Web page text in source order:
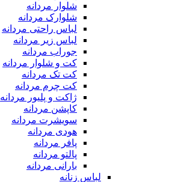
شلوار مردانه
شلوارک مردانه
لباس راحتی مردانه
لباس زیر مردانه
جوراب مردانه
کت و شلوار مردانه
کت تک مردانه
کت چرم مردانه
ژاکت و پلیور مردانه
کاپشن مردانه
سویشرت مردانه
هودی مردانه
پافر مردانه
پالتو مردانه
بارانی مردانه
لباس زنانه